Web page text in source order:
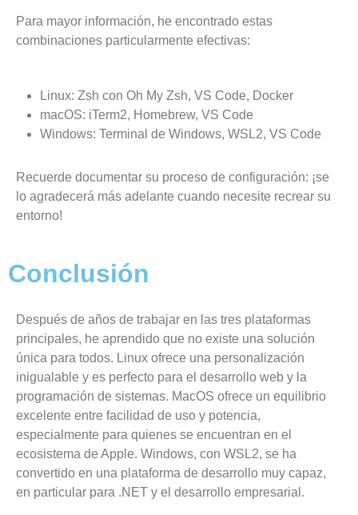
Para mayor información, he encontrado estas
combinaciones particularmente efectivas:
Linux: Zsh con Oh My Zsh, VS Code, Docker
macOS: iTerm2, Homebrew, VS Code
Windows: Terminal de Windows, WSL2, VS Code
Recuerde documentar su proceso de configuración: ¡se
lo agradecerá más adelante cuando necesite recrear su
entorno!
Conclusión
Después de años de trabajar en las tres plataformas
principales, he aprendido que no existe una solución
única para todos. Linux ofrece una personalización
inigualable y es perfecto para el desarrollo web y la
programación de sistemas. MacOS ofrece un equilibrio
excelente entre facilidad de uso y potencia,
especialmente para quienes se encuentran en el
ecosistema de Apple. Windows, con WSL2, se ha
convertido en una plataforma de desarrollo muy capaz,
en particular para .NET y el desarrollo empresarial.